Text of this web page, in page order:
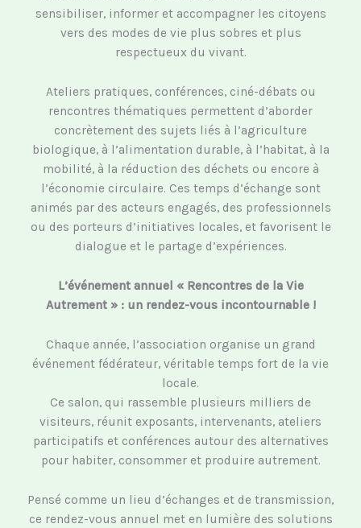
sensibiliser, informer et accompagner les citoyens
vers des modes de vie plus sobres et plus
respectueux du vivant.
Ateliers pratiques, conférences, ciné-débats ou
rencontres thématiques permettent d’aborder
concrètement des sujets liés à l’agriculture
biologique, à l’alimentation durable, à l’habitat, à la
mobilité, à la réduction des déchets ou encore à
l’économie circulaire. Ces temps d’échange sont
animés par des acteurs engagés, des professionnels
ou des porteurs d’initiatives locales, et favorisent le
dialogue et le partage d’expériences.
L’événement annuel « Rencontres de la Vie
Autrement » : un rendez-vous incontournable !
Chaque année, l’association organise un grand
événement fédérateur, véritable temps fort de la vie
locale.
Ce salon, qui rassemble plusieurs milliers de
visiteurs, réunit exposants, intervenants, ateliers
participatifs et conférences autour des alternatives
pour habiter, consommer et produire autrement.
Pensé comme un lieu d’échanges et de transmission,
ce rendez-vous annuel met en lumière des solutions